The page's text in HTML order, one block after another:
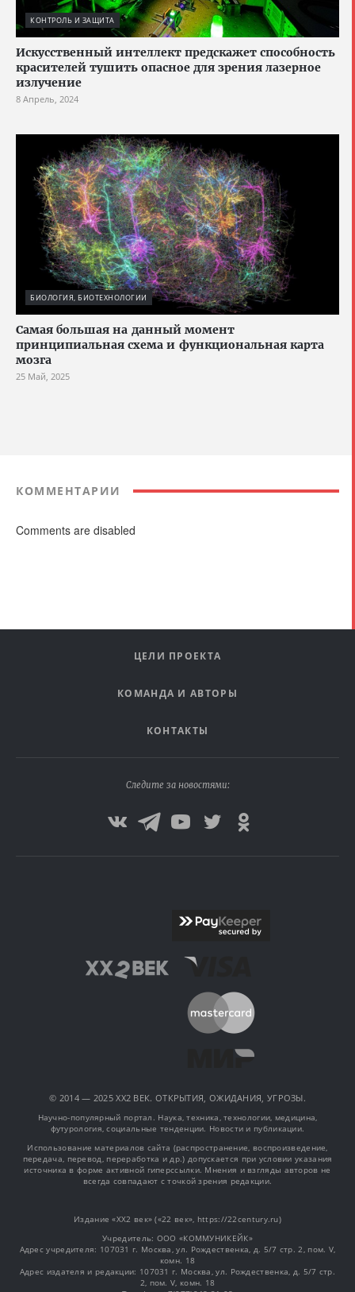
КОНТРОЛЬ И ЗАЩИТА
Искусственный интеллект предскажет способность
красителей тушить опасное для зрения лазерное
излучение
8 Апрель, 2024
БИОЛОГИЯ, БИОТЕХНОЛОГИИ
Cамая большая на данный момент
принципиальная схема и функциональная карта
мозга
25 Май, 2025
КОММЕНТАРИИ
Comments are disabled
ЦЕЛИ ПРОЕКТА
КОМАНДА И АВТОРЫ
КОНТАКТЫ
Следите за новостями:
© 2014 — 2025 XX2 ВЕК. ОТКРЫТИЯ, ОЖИДАНИЯ, УГРОЗЫ.
Научно-популярный портал. Наука, техника, технологии, медицина,
футурология, социальные тенденции. Новости и публикации.
Использование материалов сайта (распространение, воспроизведение,
передача, перевод, переработка и др.) допускается при условии указания
источника в форме активной гиперссылки. Мнения и взгляды авторов не
всегда совпадают с точкой зрения редакции.
Издание «XX2 век» («22 век», https://22century.ru)
Учредитель: OOO «КОММУНИКЕЙК»
Адрес учредителя: 107031 г. Москва, ул. Рождественка, д. 5/7 стр. 2, пом. V,
комн. 18
Адрес издателя и редакции: 107031 г. Москва, ул. Рождественка, д. 5/7 стр.
2, пом. V, комн. 18